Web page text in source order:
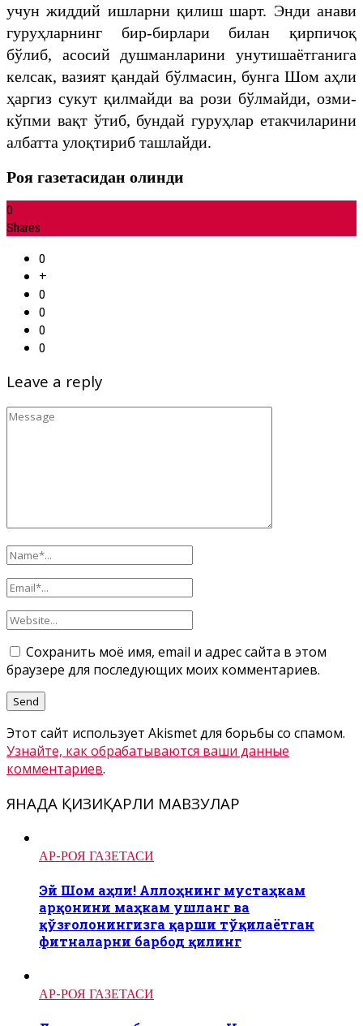
учун жиддий ишларни қилиш шарт. Энди анави
гуруҳларнинг бир-бирлари билан қирпичоқ
бўлиб, асосий душманларини унутишаётганига
келсак, вазият қандай бўлмасин, бунга Шом аҳли
ҳаргиз сукут қилмайди ва рози бўлмайди, озми-
кўпми вақт ўтиб, бундай гуруҳлар етакчиларини
албатта улоқтириб ташлайди.
Роя газетасидан олинди
0
Shares
0
+
0
0
0
0
Leave a reply
Сохранить моё имя, email и адрес сайта в этом
браузере для последующих моих комментариев.
Этот сайт использует Akismet для борьбы со спамом.
Узнайте, как обрабатываются ваши данные
комментариев.
ЯНАДА ҚИЗИҚАРЛИ МАВЗУЛАР
АР-РОЯ ГАЗЕТАСИ
Эй Шом аҳли! Аллоҳнинг мустаҳкам
арқонини маҳкам ушланг ва
қўзғолонингизга қарши тўқилаётган
фитналарни барбод қилинг
АР-РОЯ ГАЗЕТАСИ